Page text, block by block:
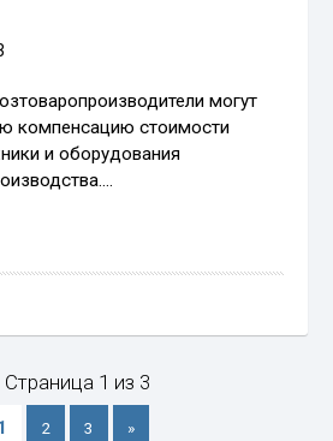
могут
компенсацию стоимости
и оборудования
Страница 1 из 3
2 3 »